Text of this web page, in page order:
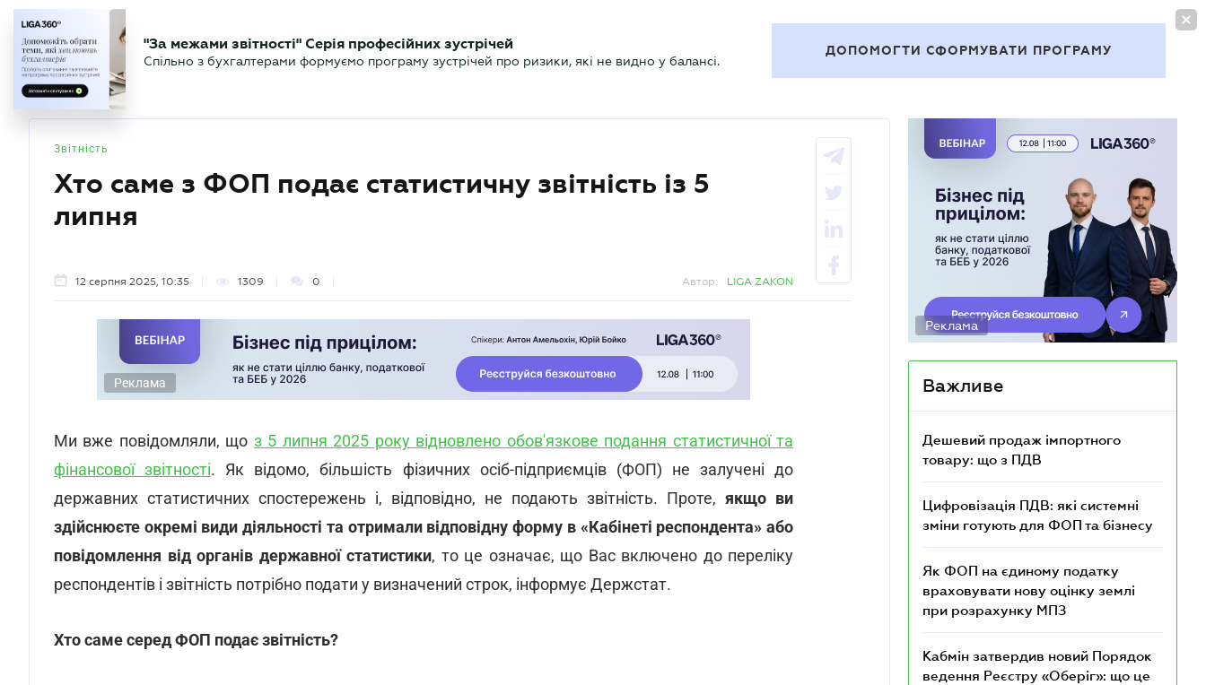
БУХГАЛТЕР Новини Аналітика Календар Актуально
"За межами звітності" Серія професійних зустрічей
Спільно з бухгалтерами формуємо програму зустрічей про ризики, які не видно у балансі.
ДОПОМОГТИ СФОРМУВАТИ ПРОГРАМУ
Звітність
Хто саме з ФОП подає статистичну звітність із 5
липня
12 серпня 2025, 10:35 1309 0 Автор: LIGA ZAKON
Реклама
Ми вже повідомляли, що з 5 липня 2025 року відновлено обов'язкове подання статистичної та
фінансової звітності. Як відомо, більшість фізичних осіб-підприємців (ФОП) не залучені до
державних статистичних спостережень і, відповідно, не подають звітність. Проте, якщо ви
здійснюєте окремі види діяльності та отримали відповідну форму в «Кабінеті респондента» або
повідомлення від органів державної статистики, то це означає, що Вас включено до переліку
респондентів і звітність потрібно подати у визначений строк, інформує Держстат.
Хто саме серед ФОП подає звітність?
Реклама
Важливе
Дешевий продаж імпортного
товару: що з ПДВ
Цифровізація ПДВ: які системні
зміни готують для ФОП та бізнесу
Як ФОП на єдиному податку
враховувати нову оцінку землі
при розрахунку МПЗ
Кабмін затвердив новий Порядок
ведення Реєстру «Оберіг»: що це